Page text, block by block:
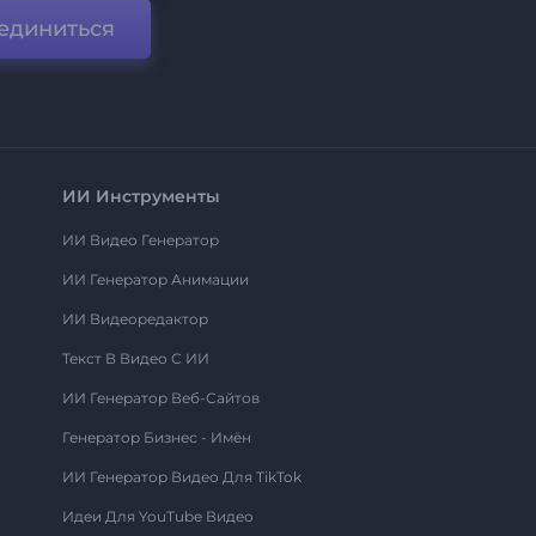
ИИ Инструменты
ИИ Видео Генератор
ИИ Генератор Анимации
ИИ Видеоредактор
Текст В Видео С ИИ
ИИ Генератор Веб-Сайтов
Генератор Бизнес - Имён
ИИ Генератор Видео Для TikTok
Идеи Для YouTube Видео